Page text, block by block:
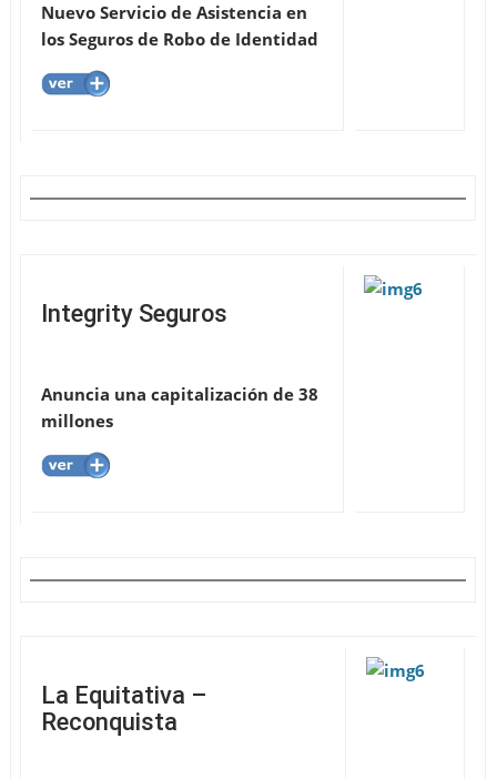
Nuevo Servicio de Asistencia en
los Seguros de Robo de Identidad
Integrity Seguros
Anuncia una capitalización de 38
millones
La Equitativa –
Reconquista